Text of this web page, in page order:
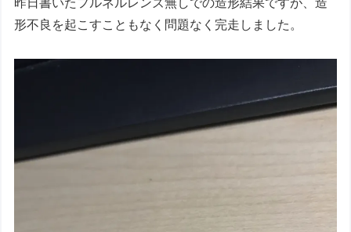
昨日書いたフルネルレンズ無しでの造形結果ですが、造
形不良を起こすこともなく問題なく完走しました。